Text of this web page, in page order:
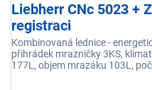
Liebherr CNc 5023 +
registraci
Kombinovaná lednice -
přihrádek mrazničky 3KS,
177L, objem mrazáku 103L,